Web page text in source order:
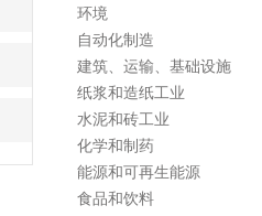
环境
自动化制造
建筑、运输、基础设施
纸浆和造纸工业
水泥和砖工业
化学和制药
能源和可再生能源
食品和饮料